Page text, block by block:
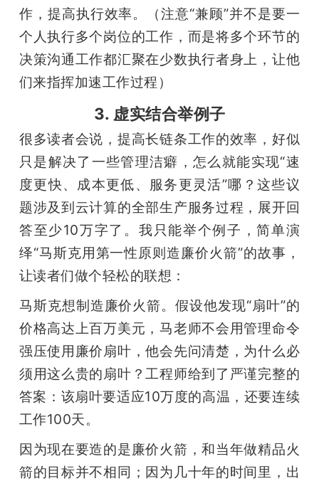
作，提高执行效率。（注意“兼顾”并不是要一
个人执行多个岗位的工作，而是将多个环节的
决策沟通工作都汇聚在少数执行者身上，让他
们来指挥加速工作过程）
3. 虚实结合举例子
很多读者会说，提高长链条工作的效率，好似
只是解决了一些管理洁癖，怎么就能实现“速
度更快、成本更低、服务更灵活”哪？这些议
题涉及到云计算的全部生产服务过程，展开回
答至少10万字了。我只能举个例子，简单演
绎“马斯克用第一性原则造廉价火箭”的故事，
让读者们做个轻松的联想：
马斯克想制造廉价火箭。假设他发现“扇叶”的
价格高达上百万美元，马老师不会用管理命令
强压使用廉价扇叶，他会先问清楚，为什么必
须用这么贵的扇叶？工程师给到了严谨完整的
答案：该扇叶要适应10万度的高温，还要连续
工作100天。
因为现在要造的是廉价火箭，和当年做精品火
箭的目标并不相同；因为几十年的时间里，出